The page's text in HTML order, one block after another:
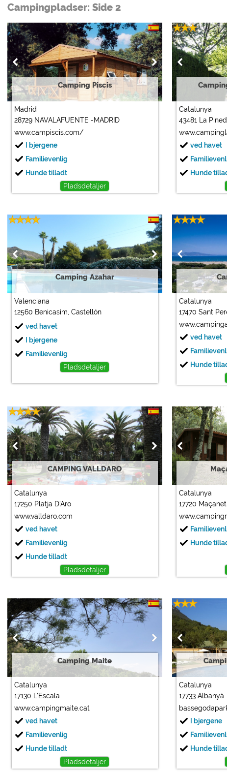
Campingpladser: Side 2
Camping Piscis
Madrid
28729 NAVALAFUENTE -MADRID
www.campiscis.com/
I bjergene
Familievenlig
Hunde tilladt
Pladsdetaljer
Catalunya
43481 La
ved havet
Hunde
Camping Azahar
Valenciana
12560 Benicasim, Castellón
ved havet
I bjergene
Familievenlig
Pladsdetaljer
Catalunya
17470 Sant
ved havet
Hunde
CAMPING VALLDARO
Catalunya
17250 Platja D'Aro
www.valldaro.com
ved havet
Familievenlig
Hunde tilladt
Pladsdetaljer
Catalunya
17720
Hunde
Camping Maite
Catalunya
17130 L'Escala
www.campingmaite.cat
ved havet
Familievenlig
Hunde tilladt
Pladsdetaljer
Catalunya
17733 Albanyà
I bjergene
Hunde